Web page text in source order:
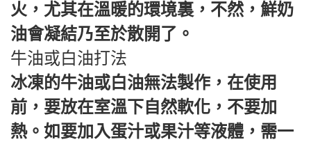
火，尤其在溫暖的環境裏，不然，鮮奶
油會凝結乃至於散開了。
牛油或白油打法
冰凍的牛油或白油無法製作，在使用
前，要放在室溫下自然軟化，不要加
熱。如要加入蛋汁或果汁等液體，需一